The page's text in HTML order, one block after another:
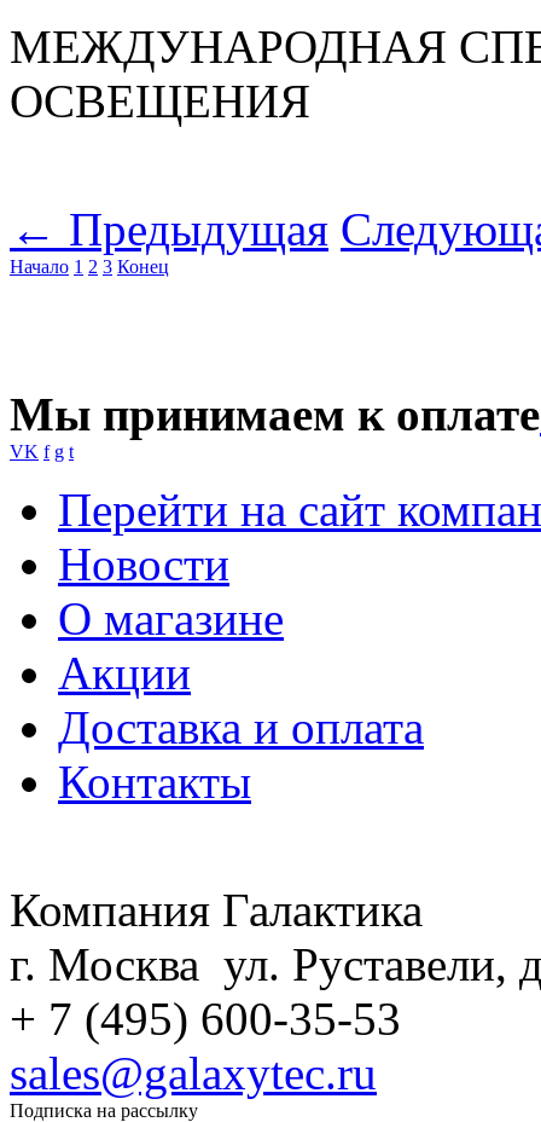
МЕЖДУНАРОДНАЯ
ОСВЕЩЕНИЯ
← Предыдущая
Начало 1 2 3 Конец
Мы принимаем к оплате
VK f g t
Перейти на сайт
Новости
О магазине
Акции
Доставка и оплата
Контакты
Компания Галактика
г. Москва ул. Руставели,
+ 7 (495) 600-35-53
sales@galaxytec.ru
Подписка на рассылку